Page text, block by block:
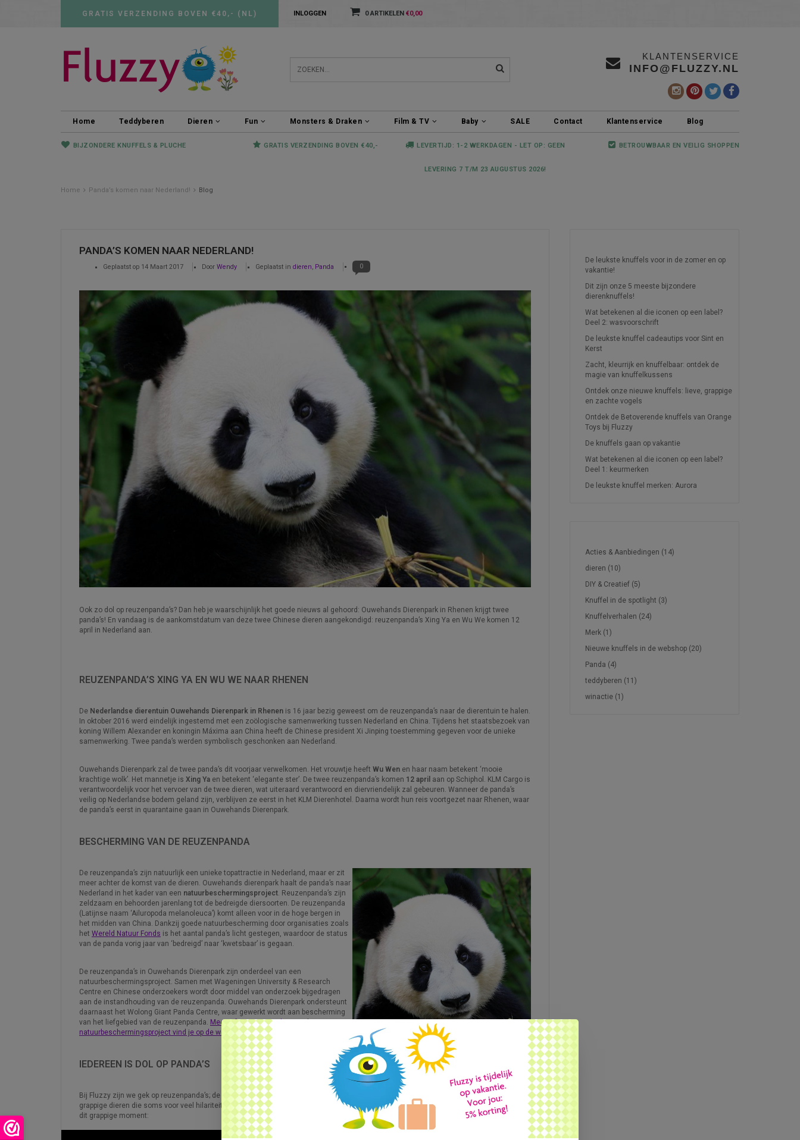
GRATIS VERZENDING BOVEN €40,- (NL) INLOGGEN 0 ARTIKELEN €0,00
KLANTENSERVICE
INFO@FLUZZY.NL
Home Teddyberen Dieren Fun Monsters & Draken Film & TV Baby SALE Contact Klantenservice Blog
BIJZONDERE KNUFFELS & PLUCHE GRATIS VERZENDING BOVEN €40,- LEVERTIJD: 1-2 WERKDAGEN - LET OP: GEEN
LEVERING 7 T/M 23 AUGUSTUS 2026!
BETROUWBAAR EN VEILIG SHOPPEN
Home Panda’s komen naar Nederland! Blog
PANDA’S KOMEN NAAR NEDERLAND!
Geplaatst op 14 Maart 2017 Door Wendy Geplaatst in dieren, Panda 0
Ook zo dol op reuzenpanda’s? Dan heb je waarschijnlijk het goede nieuws al gehoord: Ouwehands Dierenpark in Rhenen krijgt twee
panda’s! En vandaag is de aankomstdatum van deze twee Chinese dieren aangekondigd: reuzenpanda’s Xing Ya en Wu We komen 12
april in Nederland aan.
REUZENPANDA’S XING YA EN WU WE NAAR RHENEN
De Nederlandse dierentuin Ouwehands Dierenpark in Rhenen is 16 jaar bezig geweest om de reuzenpanda’s naar de dierentuin te halen.
In oktober 2016 werd eindelijk ingestemd met een zoölogische samenwerking tussen Nederland en China. Tijdens het staatsbezoek van
koning Willem Alexander en koningin Máxima aan China heeft de Chinese president Xi Jinping toestemming gegeven voor de unieke
samenwerking. Twee panda’s werden symbolisch geschonken aan Nederland.
Ouwehands Dierenpark zal de twee panda’s dit voorjaar verwelkomen. Het vrouwtje heeft Wu Wen en haar naam betekent ‘mooie
krachtige wolk’. Het mannetje is Xing Ya en betekent ‘elegante ster’. De twee reuzenpanda’s komen 12 april aan op Schiphol. KLM Cargo is
verantwoordelijk voor het vervoer van de twee dieren, wat uiteraard verantwoord en diervriendelijk zal gebeuren. Wanneer de panda’s
veilig op Nederlandse bodem geland zijn, verblijven ze eerst in het KLM Dierenhotel. Daarna wordt hun reis voortgezet naar Rhenen, waar
de panda’s eerst in quarantaine gaan in Ouwehands Dierenpark.
BESCHERMING VAN DE REUZENPANDA
De reuzenpanda’s zijn natuurlijk een unieke topattractie in Nederland, maar er zit
meer achter de komst van de dieren. Ouwehands dierenpark haalt de panda’s naar
Nederland in het kader van een natuurbeschermingsproject . Reuzenpanda’s zijn
zeldzaam en behoorden jarenlang tot de bedreigde diersoorten. De reuzenpanda
(Latijnse naam ‘Ailuropoda melanoleuca’) komt alleen voor in de hoge bergen in
het midden van China. Dankzij goede natuurbescherming door organisaties zoals
het Wereld Natuur Fonds is het aantal panda’s licht gestegen, waardoor de status
van de panda vorig jaar van ‘bedreigd’ naar ‘kwetsbaar’ is gegaan.
De reuzenpanda’s in Ouwehands Dierenpark zijn onderdeel van een
natuurbeschermingsproject. Samen met Wageningen University & Research
Centre en Chinese onderzoekers wordt door middel van onderzoek bijgedragen
aan de instandhouding van de reuzenpanda. Ouwehands Dierenpark ondersteunt
daarnaast het Wolong Giant Panda Centre, waar gewerkt wordt aan bescherming
van het liefgebied van de reuzenpanda. Meer informatie over het panda
natuurbeschermingsproject vind je op de website van Ouwehands Dierenpark
IEDEREEN IS DOL OP PANDA’S
Bij Fluzzy zijn we gek op reuzenpanda’s; de panda knuffelis dan ook één van de leukste items in de webshop! Panda’s zijn geweldige en
grappige dieren die soms voor veel hilariteit zorgen op internet. Je kent vast wel het filmpje van de niezende panda. Geniet nog even van
dit grappige moment:
De leukste knuffels voor in de zomer en op
vakantie!
Dit zijn onze 5 meeste bijzondere
dierenknuffels!
Wat betekenen al die iconen op een label?
Deel 2: wasvoorschrift
De leukste knuffel cadeautips voor Sint en
Kerst
Zacht, kleurrijk en knuffelbaar: ontdek de
magie van knuffelkussens
Ontdek onze nieuwe knuffels: lieve, grappige
en zachte vogels
Ontdek de Betoverende knuffels van Orange
Toys bij Fluzzy
De knuffels gaan op vakantie
Wat betekenen al die iconen op een label?
Deel 1: keurmerken
De leukste knuffel merken: Aurora
Acties & Aanbiedingen (14)
dieren (10)
DIY & Creatief (5)
Knuffel in de spotlight (3)
Knuffelverhalen (24)
Merk (1)
Nieuwe knuffels in de webshop (20)
Panda (4)
teddyberen (11)
winactie (1)